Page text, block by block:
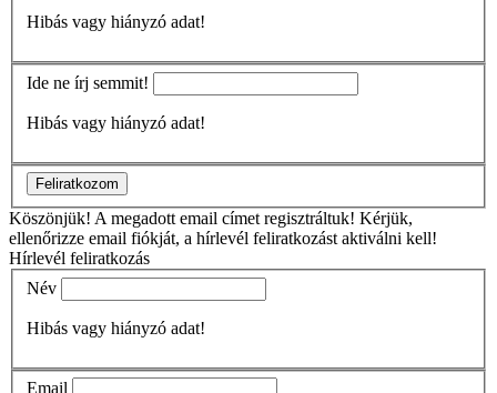
Hibás vagy hiányzó adat!
Ide ne írj semmit!
Hibás vagy hiányzó adat!
Feliratkozom
Köszönjük! A megadott email címet regisztráltuk! Kérjük,
ellenőrizze email fiókját, a hírlevél feliratkozást aktiválni kell!
Hírlevél feliratkozás
Név
Hibás vagy hiányzó adat!
Email